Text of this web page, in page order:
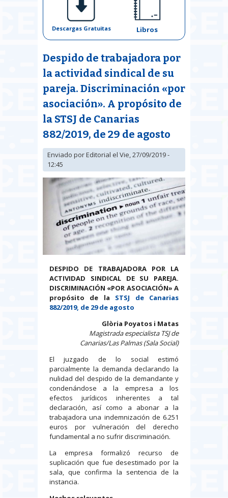
Descargas Gratuitas Libros
Despido de trabajadora por
la actividad sindical de su
pareja. Discriminación «por
asociación». A propósito de
la STSJ de Canarias
882/2019, de 29 de agosto
Enviado porEditorial el Vie, 27/09/2019 -
12:45
DESPIDO DE TRABAJADORA POR LA
ACTIVIDAD SINDICAL DE SU PAREJA.
DISCRIMINACIÓN «POR ASOCIACIÓN» A
propósito de la STSJ de Canarias
882/2019, de 29 de agosto
Glòria Poyatos i Matas
Magistrada especialista TSJ de
Canarias/Las Palmas (Sala Social)
El juzgado de lo social estimó
parcialmente la demanda declarando la
nulidad del despido de la demandante y
condenándose a la empresa a los
efectos jurídicos inherentes a tal
declaración, así como a abonar a la
trabajadora una indemnización de 6.251
euros por vulneración del derecho
fundamental a no sufrir discriminación.
La empresa formalizó recurso de
suplicación que fue desestimado por la
sala, que confirma la sentencia de la
instancia.